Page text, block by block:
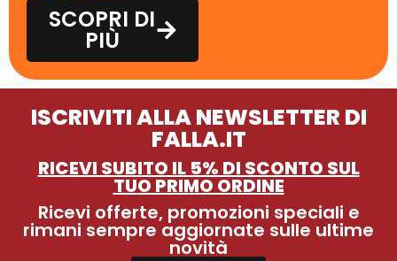
SCOPRI DI
PIÙ
ISCRIVITI ALLA NEWSLETTER DI
FALLA.IT
RICEVI SUBITO IL 5% DI SCONTO SUL
TUO PRIMO ORDINE
Ricevi offerte, promozioni speciali e
rimani sempre aggiornate sulle ultime
novità